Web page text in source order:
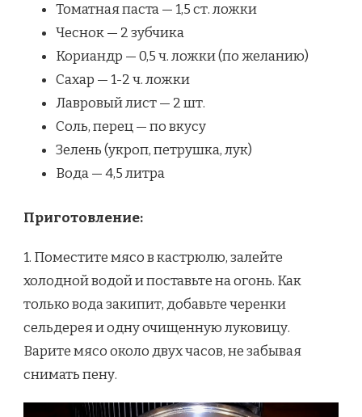
Томатная паста — 1,5 ст. ложки
Чеснок — 2 зубчика
Кориандр — 0,5 ч. ложки (по желанию)
Сахар — 1-2 ч. ложки
Лавровый лист — 2 шт.
Соль, перец — по вкусу
Зелень (укроп, петрушка, лук)
Вода — 4,5 литра
Приготовление:
1. Поместите мясо в кастрюлю, залейте
холодной водой и поставьте на огонь. Как
только вода закипит, добавьте черенки
сельдерея и одну очищенную луковицу.
Варите мясо около двух часов, не забывая
снимать пену.